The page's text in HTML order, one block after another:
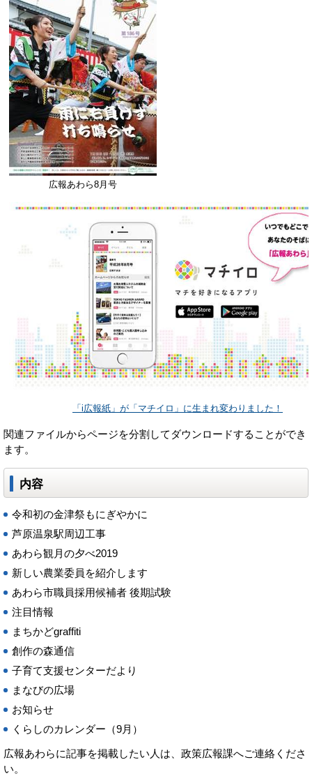
広報あわら8月号
「i広報紙」が「マチイロ」に生まれ変わりました！
関連ファイルからページを分割してダウンロードすることができ
ます。
内容
令和初の金津祭もにぎやかに
芦原温泉駅周辺工事
あわら観月の夕べ2019
新しい農業委員を紹介します
あわら市職員採用候補者 後期試験
注目情報
まちかどgraffiti
創作の森通信
子育て支援センターだより
まなびの広場
お知らせ
くらしのカレンダー（9月）
広報あわらに記事を掲載したい人は、政策広報課へご連絡くださ
い。